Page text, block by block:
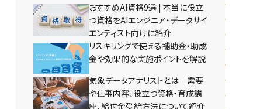
おすすめAI資格9選 | 本当に役立
つ資格をAIエンジニア・データサイ
エンティスト向けに紹介
リスキリングで使える補助金・助成
金や効果的な実施ポイントを解説
気象データアナリストとは｜需要
や仕事内容、役立つ資格・育成講
座、給付金受給方法について紹介